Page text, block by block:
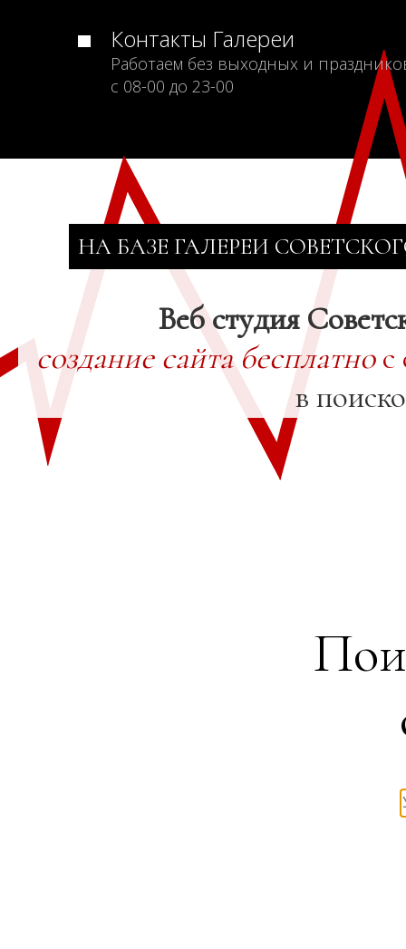
Контакты Галереи
Работаем без выходных и
с 08-00 до 23-00
НА БАЗЕ ГАЛЕРЕИ
Веб студия
создание сайта бесплатнос
в